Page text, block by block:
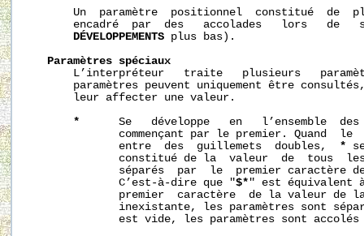
Un  paramètre  positionnel  constitué  de
encadré  par  des   accolades   lors   de
DÉVELOPPEMENTS plus bas).
Paramètres spéciaux
L’interpréteur   traite   plusieurs
paramètres peuvent uniquement être
       leur affecter une valeur.
*
Se   développe   en   l’ensemble
commençant par le premier. Quand  le
              entre  des  guillemets  doubles,
*
constitué de la  valeur  de  tous
séparés  par  le  premier caractère
              C’est-à-dire que "
$* " est équivalent
premier  caractère  de la valeur de
inexistante, les paramètres sont
est vide, les paramètres sont accolés